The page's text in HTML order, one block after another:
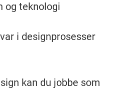
og teknologi
i designprosesser
kan du jobbe som